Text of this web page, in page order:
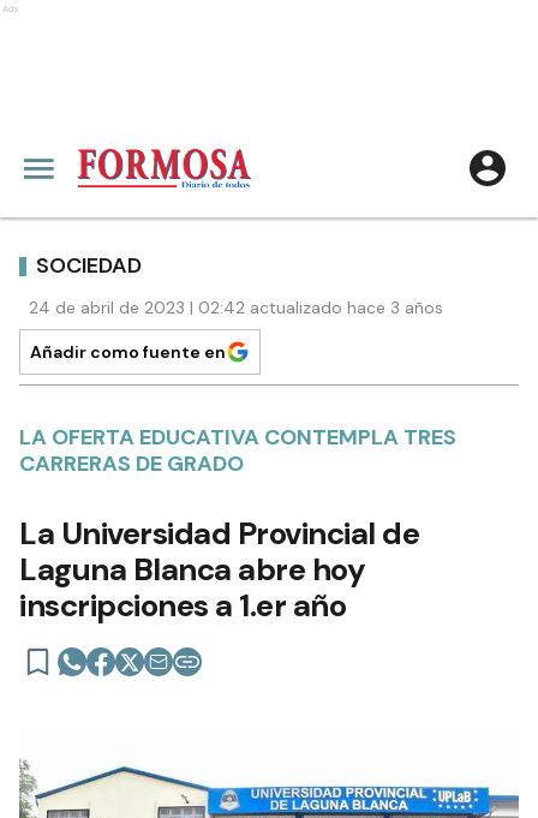
Ads
SOCIEDAD
24 de abril de 2023 | 02:42 actualizado hace 3 años
Añadir como fuente en
LA OFERTA EDUCATIVA CONTEMPLA TRES
CARRERAS DE GRADO
La Universidad Provincial de
Laguna Blanca abre hoy
inscripciones a 1.er año